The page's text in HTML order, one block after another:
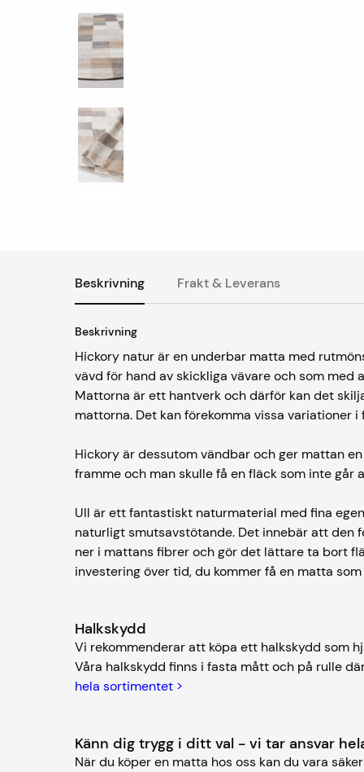
Beskrivning Frakt & Leverans
Beskrivning
Hickory natur är en underbar matta med
vävd för hand av skickliga vävare och som med
Mattorna är ett hantverk och därför kan det
mattorna. Det kan förekomma vissa variationer
Hickory är dessutom vändbar och ger mattan
framme och man skulle få en fläck som inte går
Ull är ett fantastiskt naturmaterial med fina
naturligt smutsavstötande. Det innebär att den
ner i mattans fibrer och gör det lättare ta bort
investering över tid, du kommer få en matta
Halkskydd
Vi rekommenderar att köpa ett halkskydd som
Våra halkskydd finns i fasta mått och på rulle
hela sortimentet >
Känn dig trygg i ditt val - vi tar ansvar
När du köper en matta hos oss kan du vara